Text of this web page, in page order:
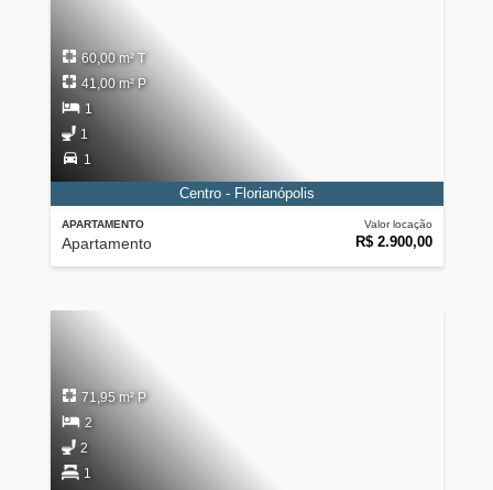
APARTAMENTO
Apartamento
Valor locação
R$ 2.900,00
60,00 m² T
41,00 m² P
1
1
1
Centro - Florianópolis
71,95 m² P
2
2
1